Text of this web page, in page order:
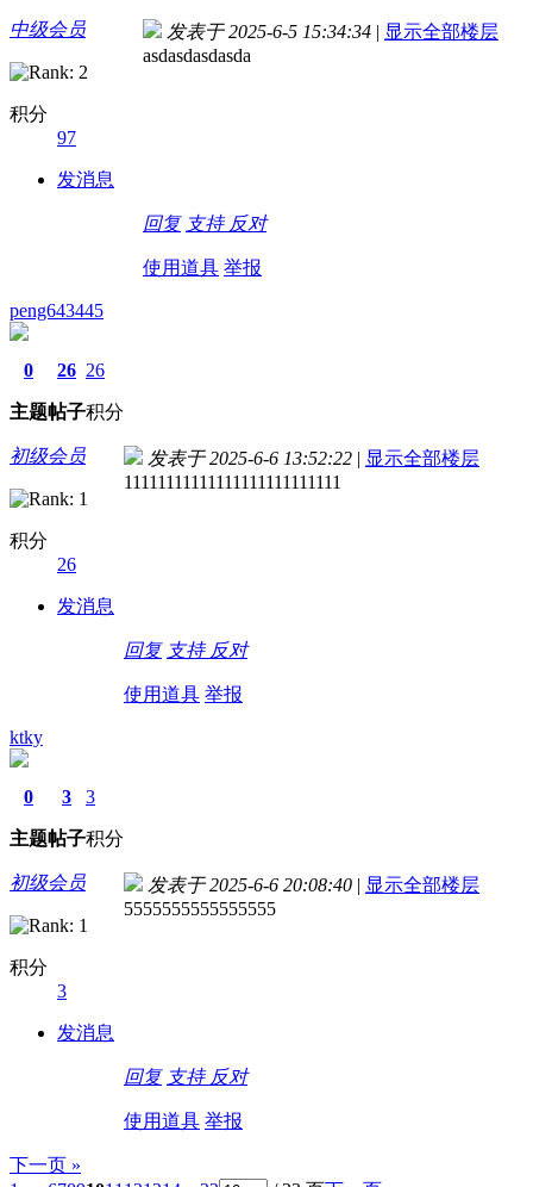
中级会员
积分
97
发消息
发表于 2025-6-5 15:34:34 | 显示全部楼层
asdasdasdasda
回复 支持 反对
使用道具 举报
peng643445
0
主题
26
帖子
26
积分
初级会员
积分
26
发消息
发表于 2025-6-6 13:52:22 | 显示全部楼层
11111111111111111111111111
回复 支持 反对
使用道具 举报
ktky
0
主题
3
帖子
3
积分
初级会员
积分
3
发消息
发表于 2025-6-6 20:08:40 | 显示全部楼层
5555555555555555
回复 支持 反对
使用道具 举报
下一页 »